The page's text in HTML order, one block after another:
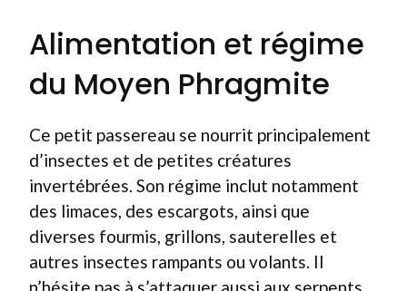
Alimentation et régime
du Moyen Phragmite
Ce petit passereau se nourrit principalement
d’insectes et de petites créatures
invertébrées. Son régime inclut notamment
des limaces, des escargots, ainsi que
diverses fourmis, grillons, sauterelles et
autres insectes rampants ou volants. Il